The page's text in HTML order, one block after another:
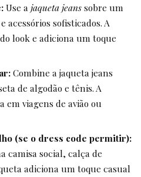
Use a jaqueta jeanssobre um
acessórios sofisticados. A
look e adiciona um toque
Combine a jaqueta jeans
de algodão e tênis. A
em viagens de avião ou
(se o dress code permitir):
camisa social, calça de
adiciona um toque casual